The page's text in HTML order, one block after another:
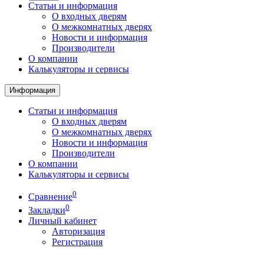
Статьи и информация
О входных дверям
О межкомнатных дверях
Новости и информация
Производители
О компании
Калькуляторы и сервисы
Информация
Статьи и информация
О входных дверям
О межкомнатных дверях
Новости и информация
Производители
О компании
Калькуляторы и сервисы
Сравнение0
Закладки0
Личный кабинет
Авторизация
Регистрация